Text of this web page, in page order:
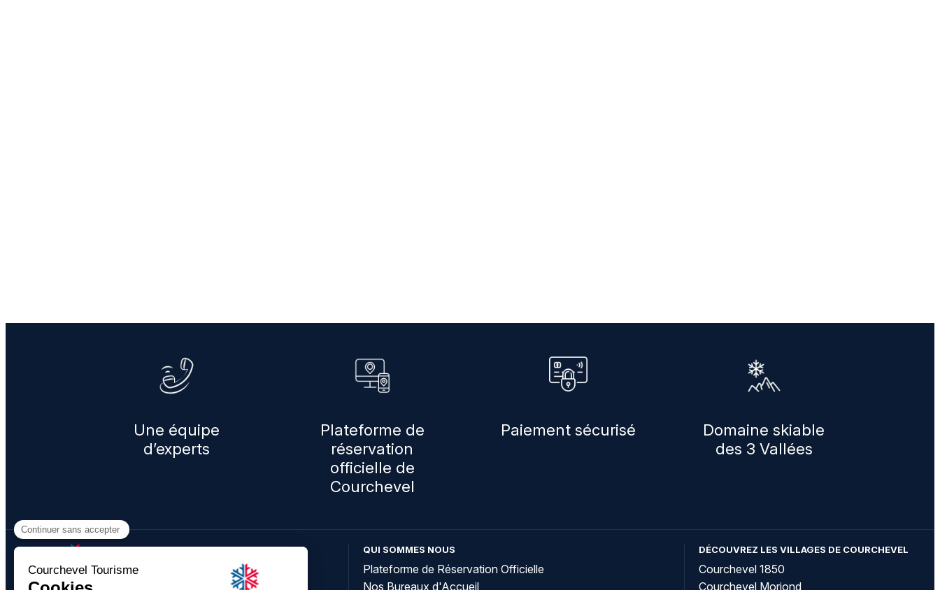
Une équipe
d’experts
Plateforme de
réservation
officielle de
Courchevel
Paiement sécurisé
Domaine skiable
des 3 Vallées
QUI SOMMES NOUS
Plateforme de Réservation Officielle
Nos Bureaux d'Accueil
DÉCOUVREZ LES VILLAGES DE COURCHEVEL
Courchevel 1850
Courchevel Moriond